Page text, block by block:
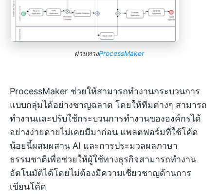
ผ่านทางProcessMaker
ProcessMaker ช่วยให้สามารถทำงานกระบวนการ
แบบกลุ่มได้อย่างชาญฉลาด โดยให้ทีมต่างๆ สามารถ
ทำงานและปรับใช้กระบวนการทำงานขององค์กรได้
อย่างง่ายดายไม่เคยมีมาก่อน แพลตฟอร์มที่ใช้โค้ด
น้อยนี้ผสมผสาน AI และการประมวลผลภาษา
ธรรมชาติเพื่อช่วยให้ผู้ใช้ทางธุรกิจสามารถทำงาน
อัตโนมัติได้โดยไม่ต้องมีความเชี่ยวชาญด้านการ
เขียนโค้ด